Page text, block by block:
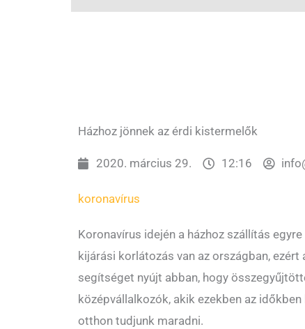
Házhoz jönnek az érdi kistermelők
2020. március 29. 12:16
koronavírus
Koronavírus idején a házhoz szállítás
kijárási korlátozás van az országban, ezért
segítséget nyújt abban, hogy
középvállalkozók, akik ezekben az
otthon tudjunk maradni.